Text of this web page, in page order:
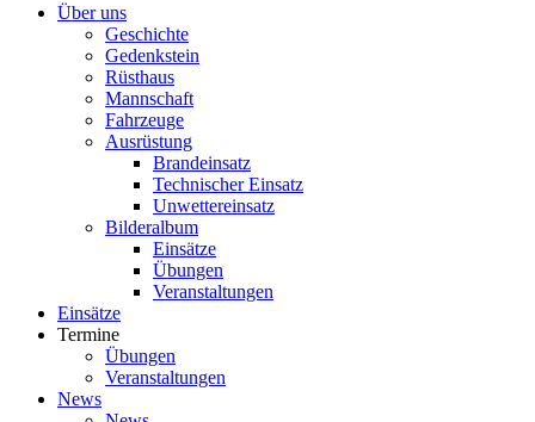
Über uns
Geschichte
Gedenkstein
Rüsthaus
Mannschaft
Fahrzeuge
Ausrüstung
Brandeinsatz
Technischer Einsatz
Unwettereinsatz
Bilderalbum
Einsätze
Übungen
Veranstaltungen
Einsätze
Termine
Übungen
Veranstaltungen
News